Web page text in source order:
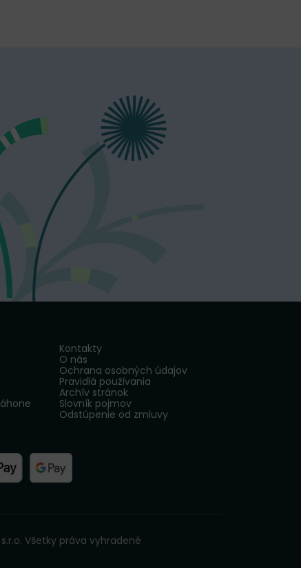
Kontakty
O nás
Ochrana osobných údajov
Pravidlá používania
Archív stránok
Slovník pojmov
Odstúpenie od zmluvy
Všetky práva vyhradené